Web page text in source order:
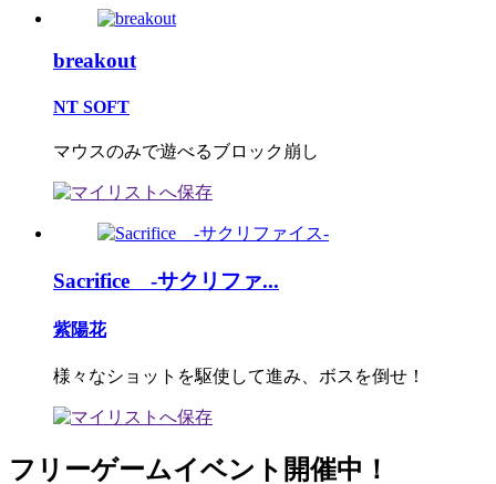
breakout
NT SOFT
マウスのみで遊べるブロック崩し
Sacrifice -サクリファ...
紫陽花
様々なショットを駆使して進み、ボスを倒せ！
フリーゲームイベント開催中！